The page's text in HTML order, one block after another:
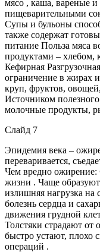
мясо , каша, вареные
пищеварительными
Супы и бульоны
также содержат
питание Польза мяса
продуктами –
Кефирная
ограничение в жирах
круп, фруктов,
Источником
молочные продукты,
Слайд 7
Эпидемия века –
переваривается,
Чем вредно ожирение:
жизни . Чаще
излишняя нагрузка на
болезнь сердца и
движения грудной
Толстяки страдают
быстро устают, плохо
операций .